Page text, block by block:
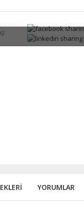
YORUMLAR